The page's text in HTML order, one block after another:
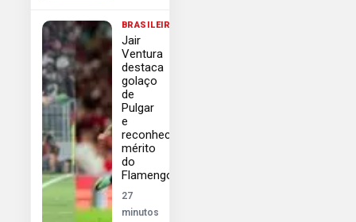
BRASILEIRÃO
Jair
Ventura
destaca
golaço
de
Pulgar
e
reconhece
mérito
do
Flamengo
27
minutos